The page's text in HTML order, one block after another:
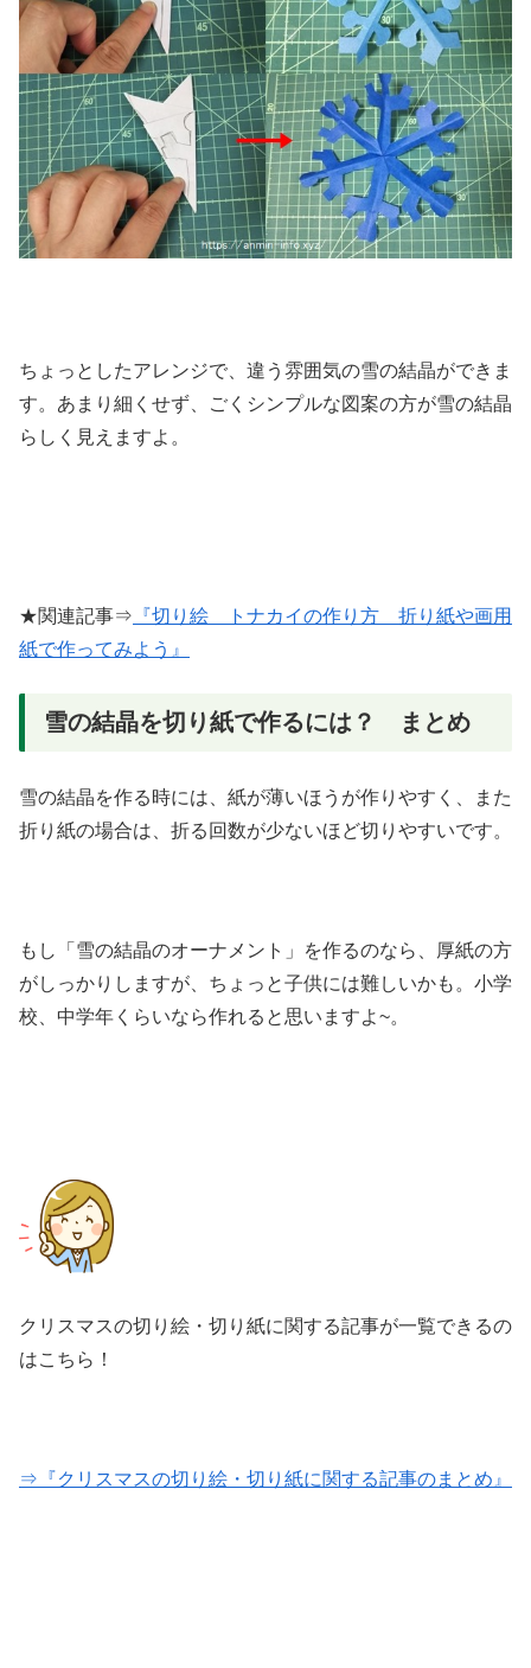
ちょっとしたアレンジで、違う雰囲気の雪の結晶ができま
す。あまり細くせず、ごくシンプルな図案の方が雪の結晶
らしく見えますよ。
★関連記事⇒ 『切り絵 トナカイの作り方 折り紙や画用
紙で作ってみよう』
雪の結晶を切り紙で作るには？ まとめ
雪の結晶を作る時には、紙が薄いほうが作りやすく、また
折り紙の場合は、折る回数が少ないほど切りやすいです。
もし「雪の結晶のオーナメント」を作るのなら、厚紙の方
がしっかりしますが、ちょっと子供には難しいかも。小学
校、中学年くらいなら作れると思いますよ~。
クリスマスの切り絵・切り紙に関する記事が一覧できるの
はこちら！
⇒『クリスマスの切り絵・切り紙に関する記事のまとめ』